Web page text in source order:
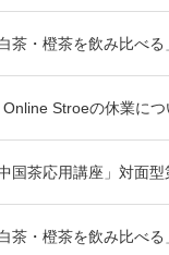
茶・橙茶を飲み比べ
Stroeの休業につ
国茶応用講座」対面
茶・橙茶を飲み比べ